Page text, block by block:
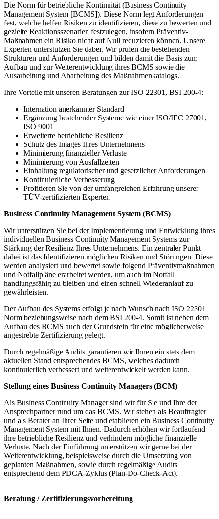
Die Norm für betriebliche Kontinuität (Business Continuity
Management System [BCMS]). Diese Norm legt Anforderungen
fest, welche helfen Risiken zu identifizieren, diese zu bewerten und
gezielte Reaktionsszenarien festzulegen, insofern Präventiv-
Maßnahmen ein Risiko nicht auf Null reduzieren können. Unsere
Experten unterstützen Sie dabei. Wir prüfen die bestehenden
Strukturen und Anforderungen und bilden damit die Basis zum
Aufbau und zur Weiterentwicklung ihres BCMS sowie die
Ausarbeitung und Abarbeitung des Maßnahmenkatalogs.
Ihre Vorteile mit unseren Beratungen zur ISO 22301, BSI 200-4:
Internation anerkannter Standard
Ergänzung bestehender Systeme wie einer ISO/IEC 27001,
ISO 9001
Erweiterte betriebliche Resilienz
Schutz des Images Ihres Unternehmens
Minimierung finanzieller Verluste
Minimierung von Ausfallzeiten
Einhaltung regulatorischer und gesetzlicher Anforderungen
Kontinuierliche Verbesserung
Profitieren Sie von der umfangreichen Erfahrung unserer
TÜV-zertifizierten Experten
Business Continuity Management System (BCMS)
Wir unterstützen Sie bei der Implementierung und Entwicklung ihres
individuellen Business Continuity Management Systems zur
Stärkung der Resilienz Ihres Unternehmens. Ein zentraler Punkt
dabei ist das Identifizieren möglichen Risiken und Störungen. Diese
werden analysiert und bewertet sowie folgend Präventivmaßnahmen
und Notfallpläne erarbeitet werden, um auch im Notfall
handlungsfähig zu bleiben und einen schnell Wiederanlauf zu
gewährleisten.
Der Aufbau des Systems erfolgt je nach Wunsch nach ISO 22301
Norm beziehungsweise nach dem BSI 200-4. Somit ist neben dem
Aufbau des BCMS auch der Grundstein für eine möglicherweise
angestrebte Zertifizierung gelegt.
Durch regelmäßige Audits garantieren wir Ihnen ein stets dem
aktuellen Stand entsprechendes BCMS, welches dadurch
kontinuierlich verbessert und weiterentwickelt werden kann.
Stellung eines Business Continuity Managers (BCM)
Als Business Continuity Manager sind wir für Sie und Ihre der
Ansprechpartner rund um das BCMS. Wir stehen als Beauftragter
und als Berater an Ihrer Seite und etablieren ein Business Continuity
Management System mit Ihnen. Dadurch erhöhen wir fortlaufend
ihre betriebliche Resilienz und verhindern mögliche finanzielle
Verluste. Nach der Einführung unterstützen wir gerne bei der
Weiterentwicklung, beispielsweise durch die Umsetzung von
geplanten Maßnahmen, sowie durch regelmäßige Audits
entsprechend dem PDCA-Zyklus (Plan-Do-Check-Act).
Beratung / Zertifizierungsvorbereitung